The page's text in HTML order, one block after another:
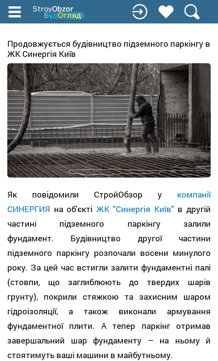
Перейти
содержанию
Продовжується будівництво підземного паркінгу в
ЖК Синергія Київ
Як повідомили СтройОбзор у компанії
СИНЕРГИЯ на об'єкті ЖК "Синергія Київ" в другій
частині підземного паркінгу залили
фундамент. Будівництво другої частини
підземного паркінгу розпочали восени минулого
року. За цей час встигли залити фундаментні палі
(стовпи, що заглиблюють до твердих шарів
грунту), покрили стяжкою та захисним шаром
гідроізоляції, а також виконали армування
фундаментної плити. А тепер паркінг отримав
завершальний шар фундаменту – на ньому й
стоятимуть ваші машини в майбутньому.